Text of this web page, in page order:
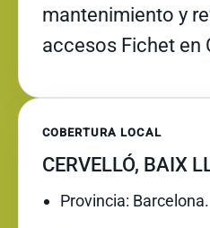
mantenimiento y
accesos Fichet en
COBERTURA LOCAL
CERVELLÓ, BAIX
Provincia: Barcelona.